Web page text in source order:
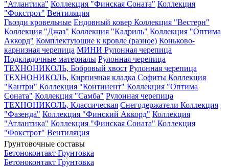
"Атлантика" Коллекция "Финская Соната" Коллекция
"Фокстрот" Вентиляция
Гвозди кровельные Ендовный ковер Коллекция "Вестерн"
Коллекция "Джаз" Коллекция "Кадриль" Коллекция "Оптима
Аккорд" Комплектующие к кровле (разное) Коньково-
карнизная черепица МИНИ Рулонная черепица
Подкладочные материалы Рулонная черепица
ТЕХНОНИКОЛЬ, Бобровый хвост Рулонная черепица
ТЕХНОНИКОЛЬ, Кирпичная кладка Софиты Коллекция
"Кантри" Коллекция "Континент" Коллекция "Оптима
Соната" Коллекция "Самба" Рулонная черепица
ТЕХНОНИКОЛЬ, Классическая Снегодержатели Коллекция
"Фазенда" Коллекция "Финский Аккорд" Коллекция
"Атлантика" Коллекция "Финская Соната" Коллекция
"Фокстрот" Вентиляция
Грунтовочные составы
Бетоноконтакт Грунтовка
Бетоноконтакт Грунтовка